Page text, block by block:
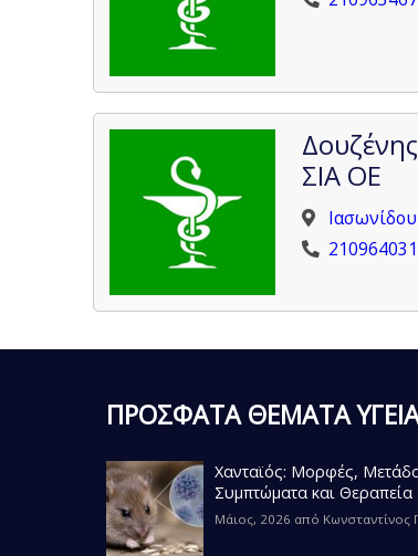
ΣΙΑ ΟΕ
ΠΡΟΣΦΑΤΑ ΘΕΜΑΤΑ
Χανταϊός: Μορφές,
Συμπτώματα και Θεραπεία
Μάιος, 2026 από Κωνσταντίνος